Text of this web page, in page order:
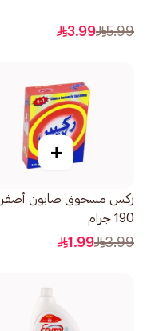
5.99
3.99
+
ركس مسحوق صابون أصفر
190 جرام
3.99
1.99